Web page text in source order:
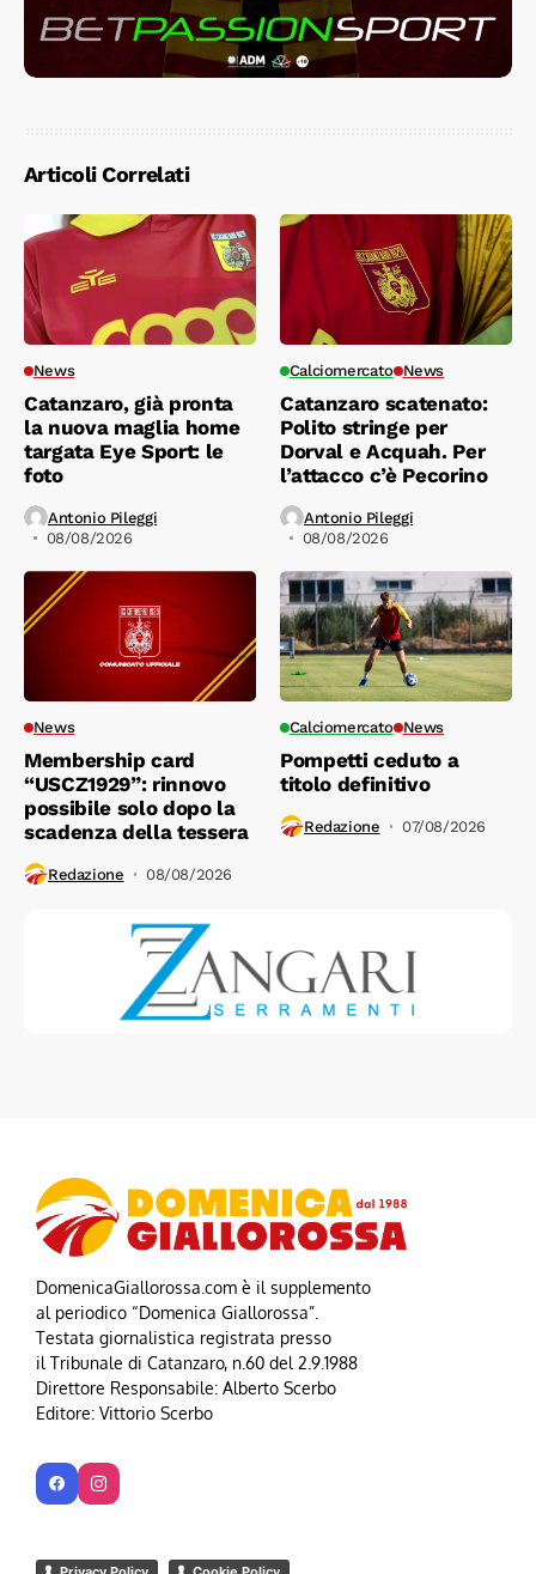
Articoli Correlati
News
Catanzaro, già pronta
la nuova maglia home
targata Eye Sport: le
foto
Antonio Pileggi
08/08/2026
Calciomercato News
Catanzaro scatenato:
Polito stringe per
Dorval e Acquah. Per
l’attacco c’è Pecorino
Antonio Pileggi
08/08/2026
News
Membership card
“USCZ1929”: rinnovo
possibile solo dopo la
scadenza della tessera
Redazione 08/08/2026
Calciomercato News
Pompetti ceduto a
titolo definitivo
Redazione 07/08/2026
DomenicaGiallorossa.com è il supplemento
al periodico “Domenica Giallorossa”.
Testata giornalistica registrata presso
il Tribunale di Catanzaro, n.60 del 2.9.1988
Direttore Responsabile: Alberto Scerbo
Editore: Vittorio Scerbo